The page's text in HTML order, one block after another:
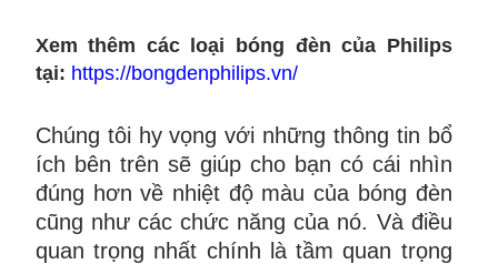
Xem thêm các loại bóng đèn của Philips
tại: https://bongdenphilips.vn/
Chúng tôi hy vọng với những thông tin bổ
ích bên trên sẽ giúp cho bạn có cái nhìn
đúng hơn về nhiệt độ màu của bóng đèn
cũng như các chức năng của nó. Và điều
quan trọng nhất chính là tầm quan trọng